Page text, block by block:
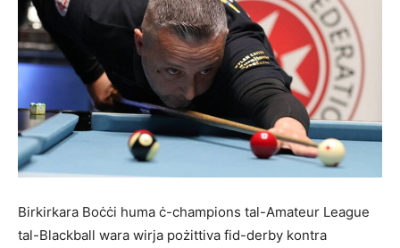
Birkirkara Boċċi huma ċ-champions tal-Amateur League
tal-Blackball wara wirja pożittiva fid-derby kontra